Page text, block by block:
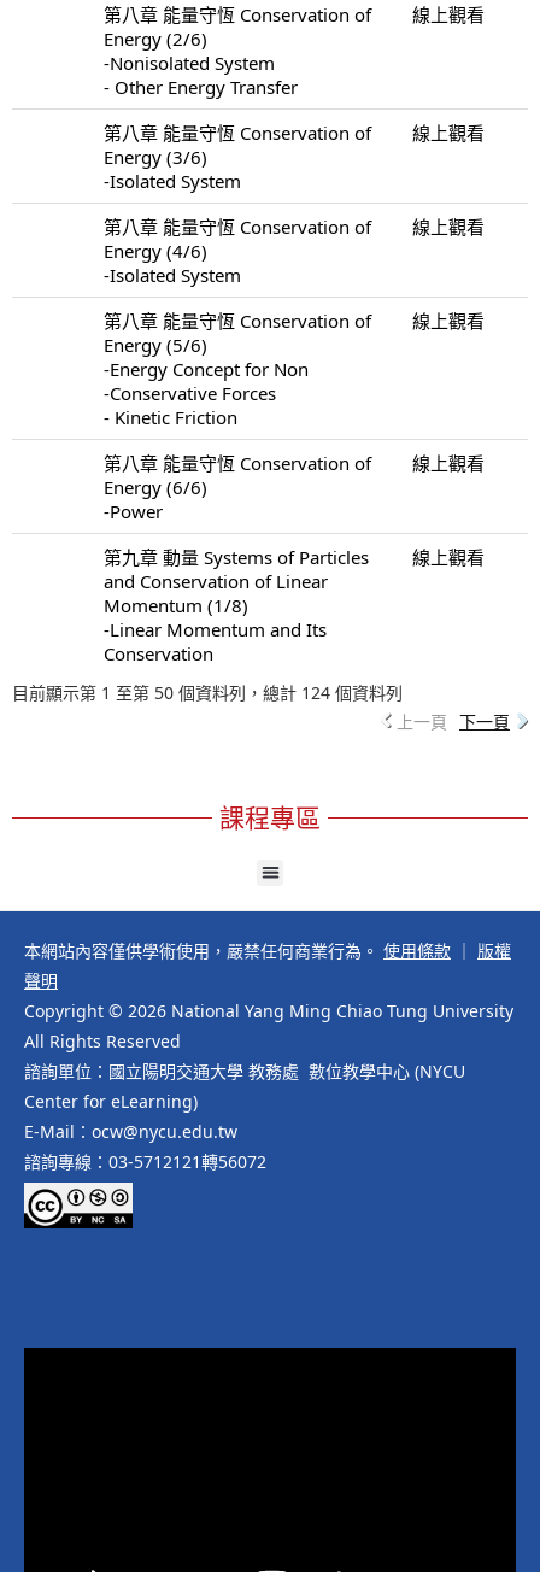
第八章 能量守恆 Conservation of
Energy (2/6)
-Nonisolated System
- Other Energy Transfer
線上觀看
第八章 能量守恆 Conservation of
Energy (3/6)
-Isolated System
線上觀看
第八章 能量守恆 Conservation of
Energy (4/6)
-Isolated System
線上觀看
第八章 能量守恆 Conservation of
Energy (5/6)
-Energy Concept for Non
-Conservative Forces
- Kinetic Friction
線上觀看
第八章 能量守恆 Conservation of
Energy (6/6)
-Power
線上觀看
第九章 動量 Systems of Particles
and Conservation of Linear
Momentum (1/8)
-Linear Momentum and Its
Conservation
線上觀看
目前顯示第 1 至第 50 個資料列，總計 124 個資料列
上一頁 下一頁
課程專區
本網站內容僅供學術使用，嚴禁任何商業行為。 使用條款 ｜ 版權
聲明
Copyright © 2026 National Yang Ming Chiao Tung University
All Rights Reserved
諮詢單位：國立陽明交通大學 教務處 數位教學中心 (NYCU
Center for eLearning)
E-Mail：ocw@nycu.edu.tw
諮詢專線：03-5712121轉56072